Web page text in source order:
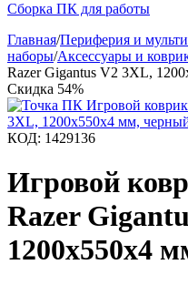
Сборка ПК для работы
Главная/Периферия и
наборы/Аксессуары и
Razer Gigantus V2 3XL,
Скидка 54%
КОД: 1429136
Игровой
Razer
1200x550x4